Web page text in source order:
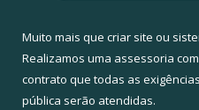
Muito mais que criar site ou
Realizamos uma assessoria
contrato que todas as
pública serão atendidas.